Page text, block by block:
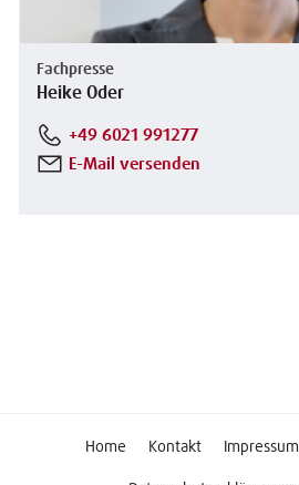
Fachpresse
Heike Oder
+49 6021 991277
E-Mail versenden
Home Kontakt Impressum